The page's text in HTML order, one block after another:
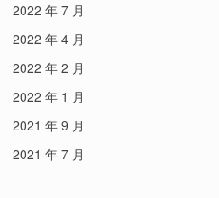
2022 年 7 月
2022 年 4 月
2022 年 2 月
2022 年 1 月
2021 年 9 月
2021 年 7 月